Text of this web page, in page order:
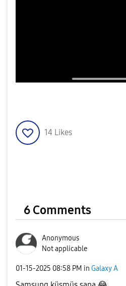
14 Likes
6 Comments
Anonymous
Not applicable
‎01-15-2025 08:58 PM in Galaxy A